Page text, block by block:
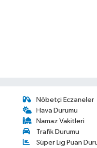
Nöbetçi Eczaneler
Hava Durumu
Namaz Vakitleri
Trafik Durumu
Süper Lig Puan